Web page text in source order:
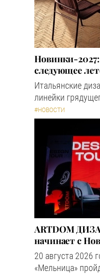
Новинки-2027:
следующее
Итальянские
линейки
#НОВОСТИ
ARTDOM
начинает с
20 августа 2026
«Мельница»